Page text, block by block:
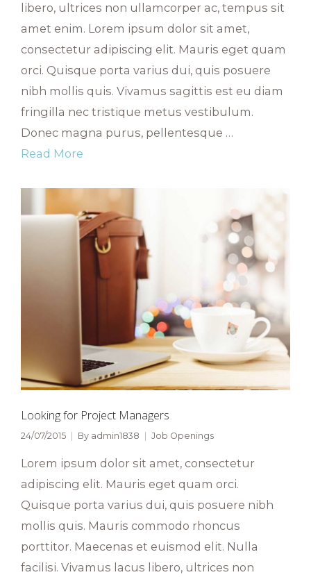
libero, ultrices non ullamcorper ac, tempus sit
amet enim. Lorem ipsum dolor sit amet,
consectetur adipiscing elit. Mauris eget quam
orci. Quisque porta varius dui, quis posuere
nibh mollis quis. Vivamus sagittis est eu diam
fringilla nec tristique metus vestibulum.
Donec magna purus, pellentesque …
Read More
Looking for Project Managers
24/07/2015 By admin1838 Job Openings
Lorem ipsum dolor sit amet, consectetur
adipiscing elit. Mauris eget quam orci.
Quisque porta varius dui, quis posuere nibh
mollis quis. Mauris commodo rhoncus
porttitor. Maecenas et euismod elit. Nulla
facilisi. Vivamus lacus libero, ultrices non